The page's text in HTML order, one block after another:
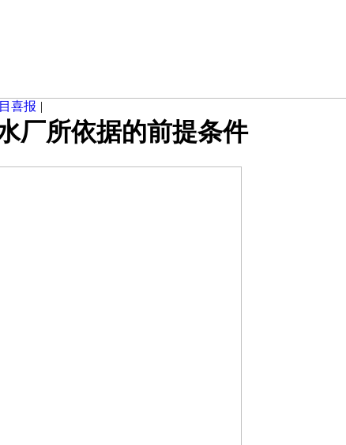
喜报 |
厂所依据的前提条件